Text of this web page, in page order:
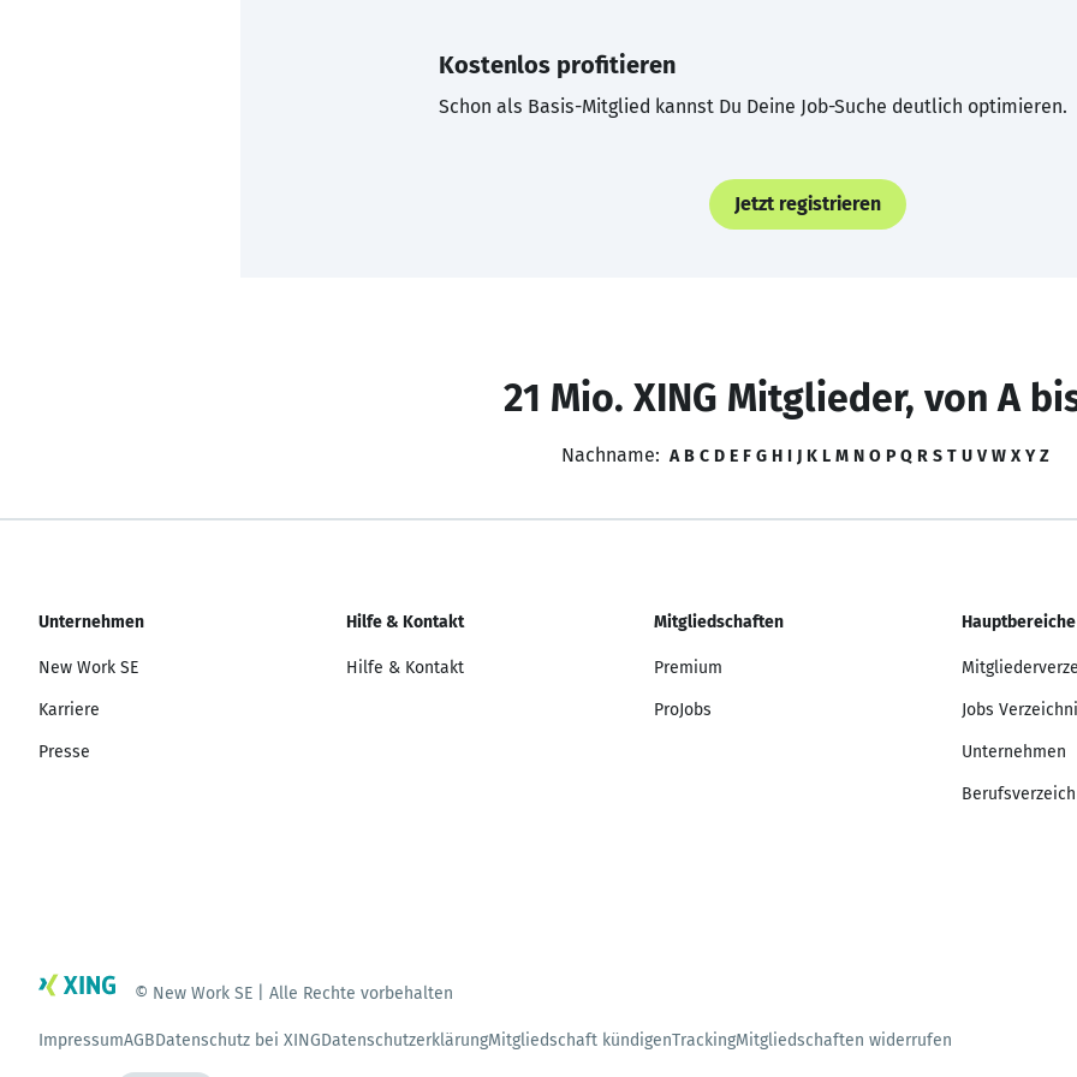
Kostenlos profitieren
Schon als Basis-Mitglied kannst Du Deine Job-Suche deutlich optimieren.
Jetzt registrieren
21 Mio. XING Mitglieder, von A
Nachname: A B C D E F G H I J K L M N O P Q R S T U V W X Y Z
Unternehmen
New Work SE
Karriere
Presse
Hilfe & Kontakt
Hilfe & Kontakt
Mitgliedschaften
Premium
ProJobs
Hauptbereiche
Jobs
Unternehmen
© New Work SE | Alle Rechte vorbehalten
ImpressumAGBDatenschutz bei XINGDatenschutzerklärungMitgliedschaft kündigenTrackingMitgliedschaften widerrufen